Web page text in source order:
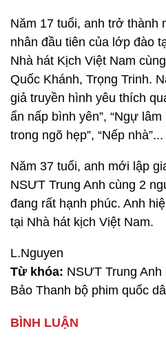
Năm 17 tuổi, anh trở thành
nhân đầu tiên của lớp đào
Nhà hát Kịch Việt Nam
Quốc Khánh, Trọng Trinh.
giả truyền hình yêu thích
ẩn nấp bình yên”, “Ngự lâm
trong ngõ hẹp”, “Nếp nhà”...
Năm 37 tuổi, anh mới lập
NSƯT Trung Anh cùng 2
đang rất hạnh phúc. Anh
tại Nhà hát kịch Việt Nam.
L.Nguyen
Từ khóa: NSƯT Trung
Bảo Thanh bộ phim quốc